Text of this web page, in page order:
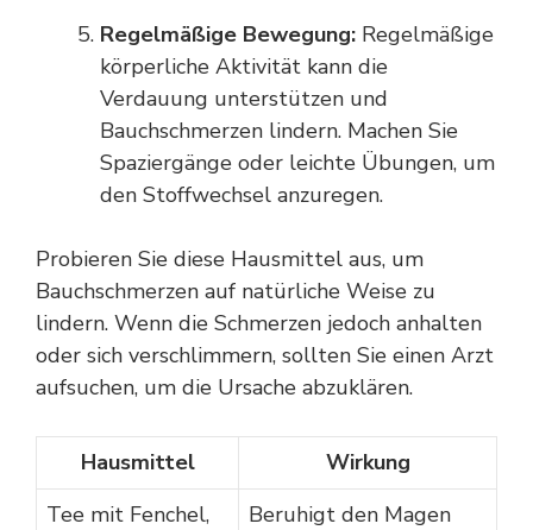
Regelmäßige Bewegung: Regelmäßige
körperliche Aktivität kann die
Verdauung unterstützen und
Bauchschmerzen lindern. Machen Sie
Spaziergänge oder leichte Übungen, um
den Stoffwechsel anzuregen.
Probieren Sie diese Hausmittel aus, um
Bauchschmerzen auf natürliche Weise zu
lindern. Wenn die Schmerzen jedoch anhalten
oder sich verschlimmern, sollten Sie einen Arzt
aufsuchen, um die Ursache abzuklären.
Hausmittel
Wirkung
Tee mit Fenchel,
Beruhigt den Magen